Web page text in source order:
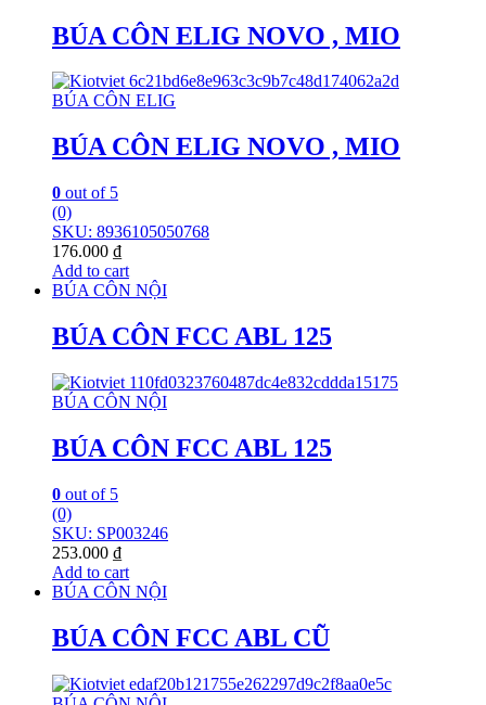
BÚA CÔN ELIG NOVO , MIO
BÚA CÔN ELIG
BÚA CÔN ELIG NOVO , MIO
0 out of 5
(0)
SKU: 8936105050768
176.000 ₫
Add to cart
BÚA CÔN NỘI
BÚA CÔN FCC ABL 125
BÚA CÔN NỘI
BÚA CÔN FCC ABL 125
0 out of 5
(0)
SKU: SP003246
253.000 ₫
Add to cart
BÚA CÔN NỘI
BÚA CÔN FCC ABL CŨ